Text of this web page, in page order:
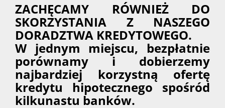
ZACHĘCAMY RÓWNIEŻ DO
SKORZYSTANIA Z NASZEGO
DORADZTWA KREDYTOWEGO.
W jednym miejscu, bezpłatnie
porównamy i dobierzemy
najbardziej korzystną ofertę
kredytu hipotecznego spośród
kilkunastu banków.